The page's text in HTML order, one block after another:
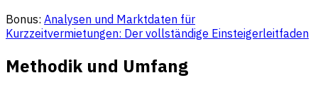
Bonus: Analysen und Marktdaten für
Kurzzeitvermietungen: Der vollständige Einsteigerleitfaden
Methodik und Umfang